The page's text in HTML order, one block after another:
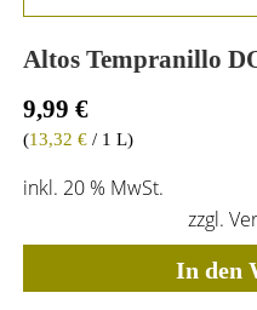
Altos Tempranillo
9,99 €
(13,32 €/ 1 L)
inkl. 20 % MwSt.
zzgl.
In den